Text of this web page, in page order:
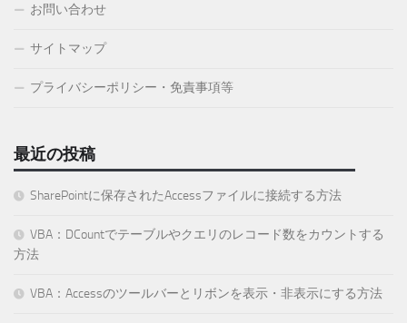
お問い合わせ
サイトマップ
プライバシーポリシー・免責事項等
最近の投稿
SharePointに保存されたAccessファイルに接続する方法
VBA：DCountでテーブルやクエリのレコード数をカウントする
方法
VBA：Accessのツールバーとリボンを表示・非表示にする方法